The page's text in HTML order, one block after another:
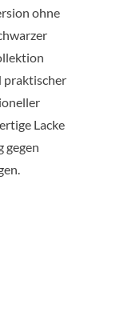
ohne
praktischer
Lacke
gegen